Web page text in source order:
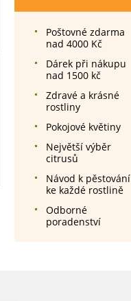
Poštovné zdarma
nad 4000 Kč
Dárek při nákupu
nad 1500 kč
Zdravé a krásné
rostliny
Pokojové květiny
Největší výběr
citrusů
Návod k pěstování
ke každé rostlině
Odborné
poradenství